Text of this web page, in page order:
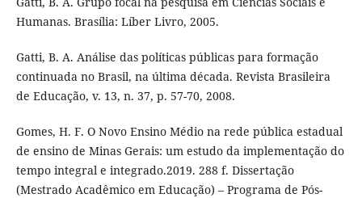
Humanas. Brasília: Líber Livro, 2005.
Gatti, B. A. Análise das políticas públicas para formação
continuada no Brasil, na última década. Revista Brasileira
de Educação, v. 13, n. 37, p. 57-70, 2008.
Gomes, H. F. O Novo Ensino Médio na rede pública estadual
de ensino de Minas Gerais: um estudo da implementação do
tempo integral e integrado.2019. 288 f. Dissertação
(Mestrado Acadêmico em Educação) – Programa de Pós-